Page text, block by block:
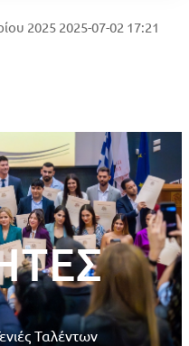
2025 2025-07-02 17:21
Ταλέντων